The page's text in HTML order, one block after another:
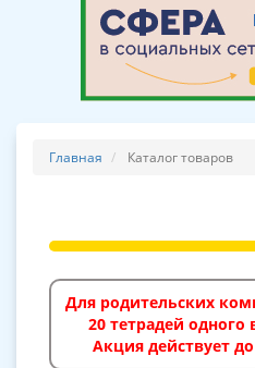
Главная Каталог товаров
Для родительских
20 тетрадей одного
Акция действует